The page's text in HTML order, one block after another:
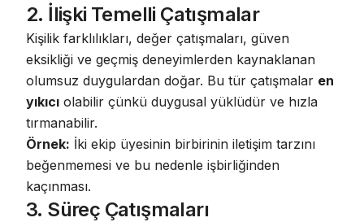
2. İlişki Temelli Çatışmalar
Kişilik farklılıkları, değer çatışmaları, güven
eksikliği ve geçmiş deneyimlerden kaynaklanan
olumsuz duygulardan doğar. Bu tür çatışmalar en
yıkıcı olabilir çünkü duygusal yüklüdür ve hızla
tırmanabilir.
Örnek: İki ekip üyesinin birbirinin iletişim tarzını
beğenmemesi ve bu nedenle işbirliğinden
kaçınması.
3. Süreç Çatışmaları